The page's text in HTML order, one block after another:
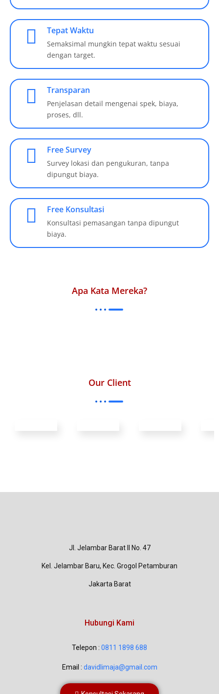
Tepat Waktu
Semaksimal mungkin tepat waktu sesuai
dengan target.
Transparan
Penjelasan detail mengenai spek, biaya,
proses, dll.
Free Survey
Survey lokasi dan pengukuran, tanpa
dipungut biaya.
Free Konsultasi
Konsultasi pemasangan tanpa dipungut
biaya.
Apa Kata Mereka?
Our Client
Jl. Jelambar Barat II No. 47
Kel. Jelambar Baru, Kec. Grogol Petamburan
Jakarta Barat
Hubungi Kami
Telepon : 0811 1898 688
Email : davidlimaja@gmail.com